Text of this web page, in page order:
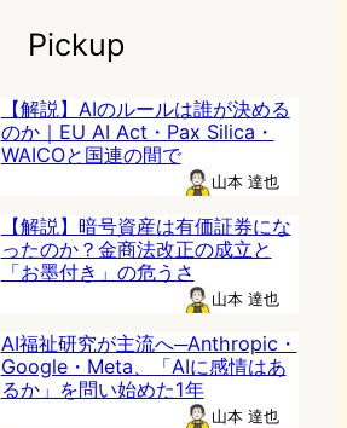
Pickup
【解説】AIのルールは誰が決める
のか｜EU AI Act・Pax Silica・
WAICOと国連の間で
山本 達也
【解説】暗号資産は有価証券にな
ったのか？金商法改正の成立と
「お墨付き」の危うさ
山本 達也
AI福祉研究が主流へ─Anthropic・
Google・Meta、「AIに感情はあ
るか」を問い始めた1年
山本 達也